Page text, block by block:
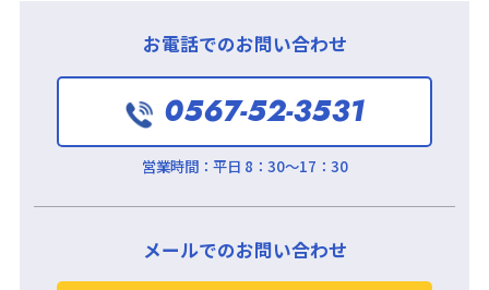
お電話でのお問い合わせ
0567-52-3531
営業時間： 平日 8：30～17：30
メールでのお問い合わせ